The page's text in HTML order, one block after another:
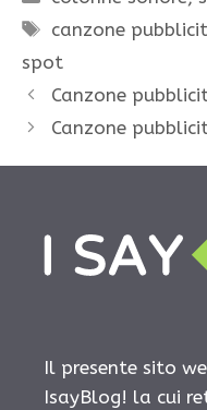
Tag
canzone
spot
Canzone
Canzone
Il presente sito
IsayBlog! la cui